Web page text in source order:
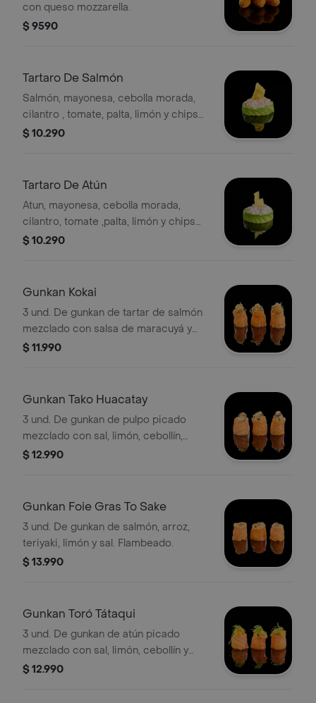
con queso mozzarella.
$ 9590
Tartaro De Salmón
Salmón, mayonesa, cebolla morada,
cilantro , tomate, palta, limón y chips
de plátano.
$ 10.290
Tartaro De Atún
Atun, mayonesa, cebolla morada,
cilantro, tomate ,palta, limón y chips
de plátano.
$ 10.290
Gunkan Kokai
3 und. De gunkan de tartar de salmón
mezclado con salsa de maracuyá y
cebollín. Decorado con hilos de masa
$ 11.990
Gunkan Tako Huacatay
3 und. De gunkan de pulpo picado
mezclado con sal, limón, cebollín,
masago y acevichada de huacatay.
$ 12.990
Gunkan Foie Gras To Sake
3 und. De gunkan de salmón, arroz,
teriyaki, limón y sal. Flambeado.
$ 13.990
Gunkan Toró Tátaqui
3 und. De gunkan de atún picado
mezclado con sal, limón, cebollín y
salsa de ají amarillo. Decorado con
$ 12.990